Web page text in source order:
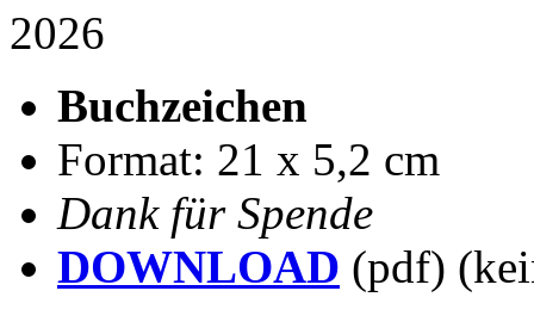
Buchzeichen
Format: 21 x 5,2 cm
Dank für Spende
DOWNLOAD (pdf)